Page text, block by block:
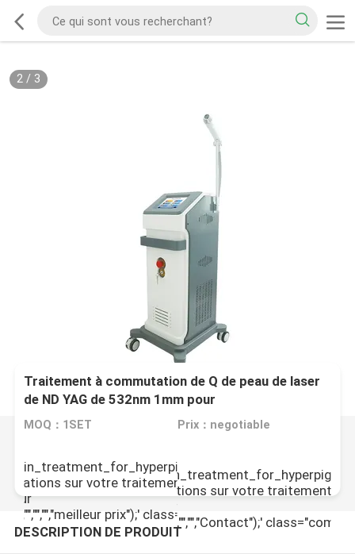
2/ 3
Traitement à commutation de Q de peau de laser
de ND YAG de 532nm 1mm pour
Hyperpigmentation
MOQ：1SET Prix：negotiable
sur votre traitement \\u00e0 commutation de Q
pour
prix");' class="company_btn greenb
pd119424252-
envoyez-moi plus d'informations sur votre traitement
ND YAG de 532nm 1mm pour
DESCRIPTION DE PRODUIT